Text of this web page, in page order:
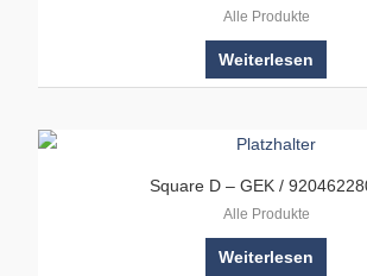
Alle Produkte
Weiterlesen
Square D – GEK /
Alle Produkte
Weiterlesen